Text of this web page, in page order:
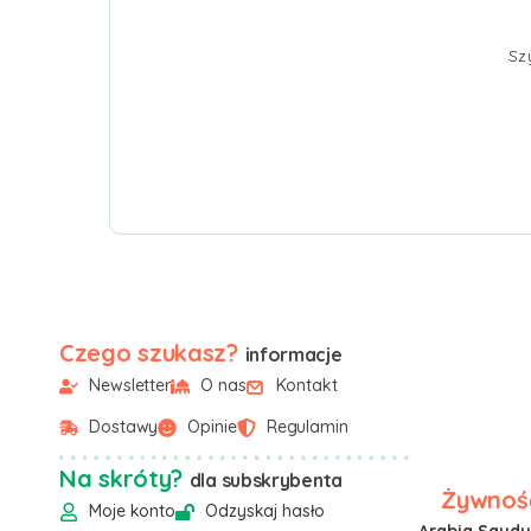
Czego szukasz? informacje
Newsletter O nas
Kontakt
Dostawy
Opinie Regulamin
Na skróty? dla subskrybenta
Moje konto
Odzyskaj hasło